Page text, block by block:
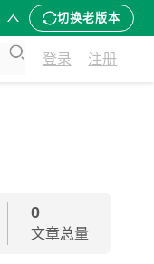
切换老版本
登录 注册
0
文章总量